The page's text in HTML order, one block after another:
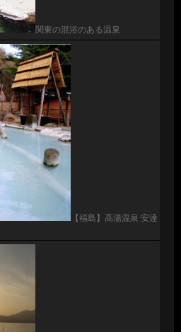
関東の混浴のある温泉
【福島】高湯温泉 安達